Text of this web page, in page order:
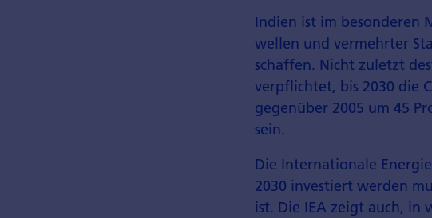
Indien ist im besonderen
wellen und vermehrter
schaffen. Nicht zuletzt
verpflichtet, bis 2030 die
gegenüber 2005 um 45
sein.
Die Internationale
2030 investiert werden
ist. Die IEA zeigt auch, in